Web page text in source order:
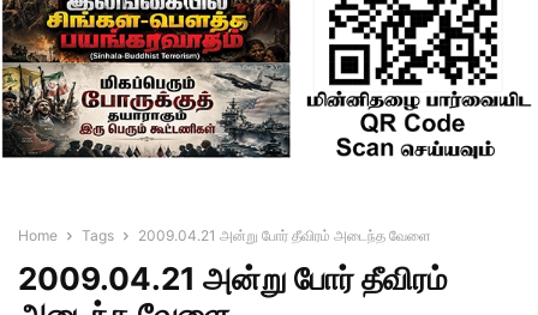
Home Tags 2009.04.21 அன்று போர் தீவிரம் அடைந்த வேளை
2009.04.21 அன்று போர் தீவிரம்